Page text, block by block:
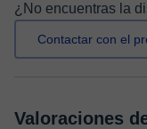
¿No encuentras la
Contactar con el
Valoraciones